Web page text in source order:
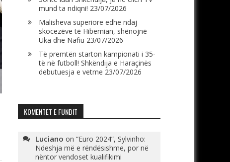
mund ta ndiqni! 23/07/2026
Malisheva superiore edhe ndaj
skocezëve të Hibernian, shënojnë
Uka dhe Nafiu 23/07/2026
Të premtën starton kampionati i 35-
të në futboll! Shkëndija e Haraçinës
debutuesja e vetme 23/07/2026
KOMENTET E FUNDIT
Luciano on “Euro 2024”, Sylvinho:
Ndeshja më e rëndësishme, por në
nëntor vendoset kualifikimi